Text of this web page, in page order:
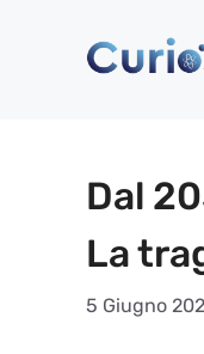
Dal
La
5 Giugno